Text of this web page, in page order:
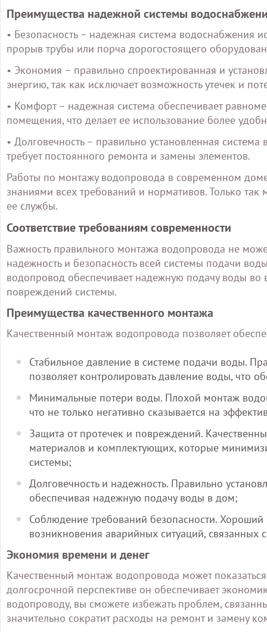
Преимущества надежной системы
• Безопасность – надежная система водоснабжения
прорыв трубы или порча дорогостоящего
• Экономия – правильно спроектированная и
энергию, так как исключает возможность утечек и
• Комфорт – надежная система обеспечивает
помещения, что делает ее использование более
• Долговечность – правильно установленная
требует постоянного ремонта и замены элементов.
Работы по монтажу водопровода в современном
знаниями всех требований и нормативов. Только
ее службы.
Соответствие требованиям современности
Важность правильного монтажа водопровода не
надежность и безопасность всей системы подачи
водопровод обеспечивает надежную подачу воды во
повреждений системы.
Преимущества качественного монтажа
Качественный монтаж водопровода позволяет
Стабильное давление в системе подачи воды.
позволяет контролировать давление воды, что
Минимальные потери воды. Плохой монтаж
что не только негативно сказывается на
Защита от протечек и повреждений.
материалов и комплектующих, которые
системы;
Долговечность и надежность. Правильно
обеспечивая надежную подачу воды в дом;
Соблюдение требований безопасности.
возникновения аварийных ситуаций,
Экономия времени и денег
Качественный монтаж водопровода может
долгосрочной перспективе он обеспечивает
водопроводу, вы сможете избежать проблем,
значительно сократит расходы на ремонт и замену